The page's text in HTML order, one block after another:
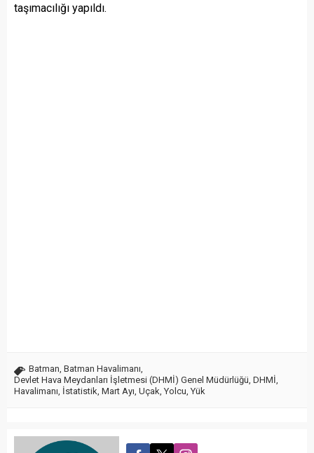
taşımacılığı yapıldı.
Batman Batman Havalimanı
Devlet Hava Meydanları İşletmesi (DHMİ) Genel Müdürlüğü DHMİ
Havalimanı İstatistik Mart Ayı Uçak Yolcu Yük